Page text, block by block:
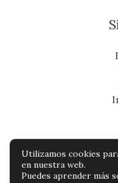
Copyright ©
Utilizamos cookies
en nuestra web.
Puedes aprender más